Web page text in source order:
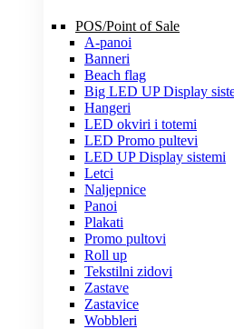
POS/Point of Sale
A-panoi
Banneri
Beach flag
Big LED UP Display
Hangeri
LED okviri i totemi
LED Promo pultevi
LED UP Display sistemi
Letci
Naljepnice
Panoi
Plakati
Promo pultovi
Roll up
Tekstilni zidovi
Zastave
Zastavice
Wobbleri